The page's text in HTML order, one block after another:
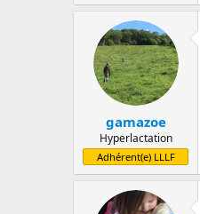
gamazoe
Hyperlactation
Adhérent(e) LLLF